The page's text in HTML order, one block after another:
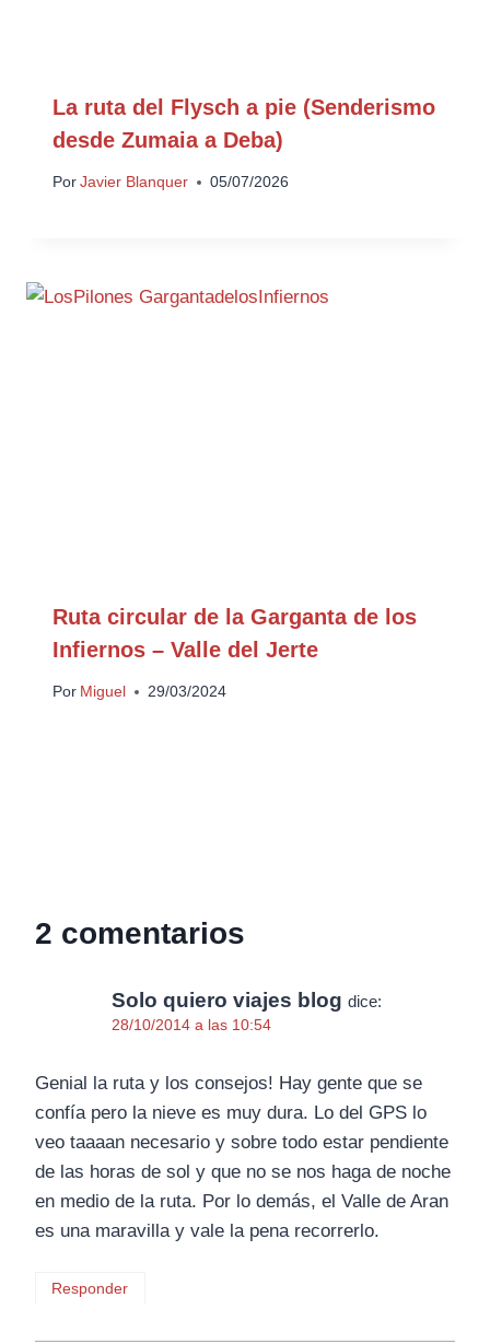
La ruta del Flysch a pie (Senderismo
desde Zumaia a Deba)
Por Javier Blanquer 05/07/2026
Ruta circular de la Garganta de los
Infiernos – Valle del Jerte
Por Miguel 29/03/2024
2 comentarios
Solo quiero viajes blog dice:
28/10/2014 a las 10:54
Genial la ruta y los consejos! Hay gente que se
confía pero la nieve es muy dura. Lo del GPS lo
veo taaaan necesario y sobre todo estar pendiente
de las horas de sol y que no se nos haga de noche
en medio de la ruta. Por lo demás, el Valle de Aran
es una maravilla y vale la pena recorrerlo.
Responder